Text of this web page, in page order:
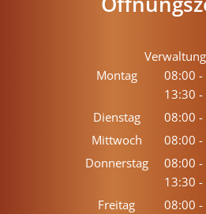
Montag
08:00 -
13:30 -
Dienstag 08:00 -
Mittwoch 08:00 -
Donnerstag 08:00 -
13:30 -
Freitag 08:00 -